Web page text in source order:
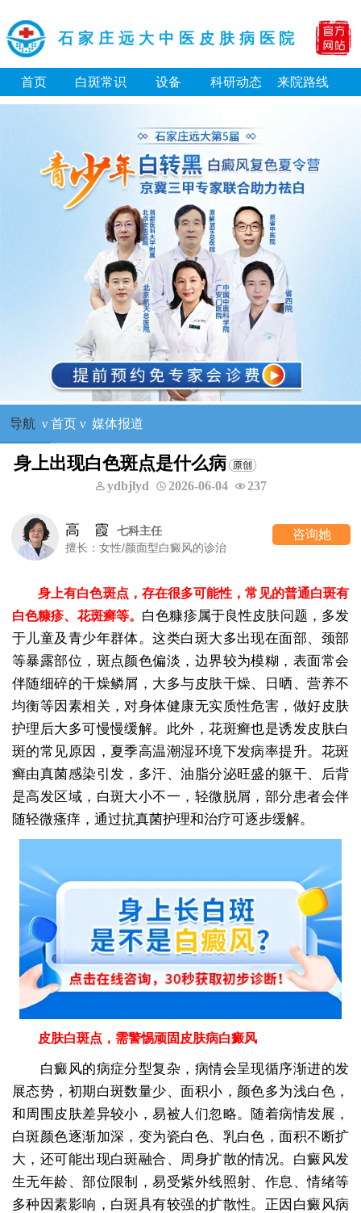
石家庄远大中医皮肤病医院
首页 白斑常识 设备 科研动态 来院路线
导航 ν 首页ν 媒体报道
身上出现白色斑点是什么病
ydbjlyd 2026-06-04 237
高 霞
七科主任
擅长：女性/颜面型白癜风的诊治
咨询她
身上有白色斑点，存在很多可能性，常见的普通白斑有
白色糠疹、花斑癣等。 白色糠疹属于良性皮肤问题，多发
于儿童及青少年群体。这类白斑大多出现在面部、颈部
等暴露部位，斑点颜色偏淡，边界较为模糊，表面常会
伴随细碎的干燥鳞屑，大多与皮肤干燥、日晒、营养不
均衡等因素相关，对身体健康无实质性危害，做好皮肤
护理后大多可慢慢缓解。此外，花斑癣也是诱发皮肤白
斑的常见原因，夏季高温潮湿环境下发病率提升。花斑
癣由真菌感染引发，多汗、油脂分泌旺盛的躯干、后背
是高发区域，白斑大小不一，轻微脱屑，部分患者会伴
随轻微瘙痒，通过抗真菌护理和治疗可逐步缓解。
皮肤白斑点，需警惕顽固皮肤病白癜风
白癜风的病症分型复杂，病情会呈现循序渐进的发
展态势，初期白斑数量少、面积小，颜色多为浅白色，
和周围皮肤差异较小，易被人们忽略。随着病情发展，
白斑颜色逐渐加深，变为瓷白色、乳白色，面积不断扩
大，还可能出现白斑融合、周身扩散的情况。白癜风发
生无年龄、部位限制，易受紫外线照射、作息、情绪等
多种因素影响，白斑具有较强的扩散性。正因白癜风病